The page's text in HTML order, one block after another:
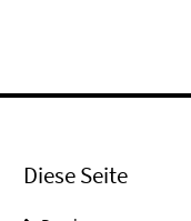
Diese Seite